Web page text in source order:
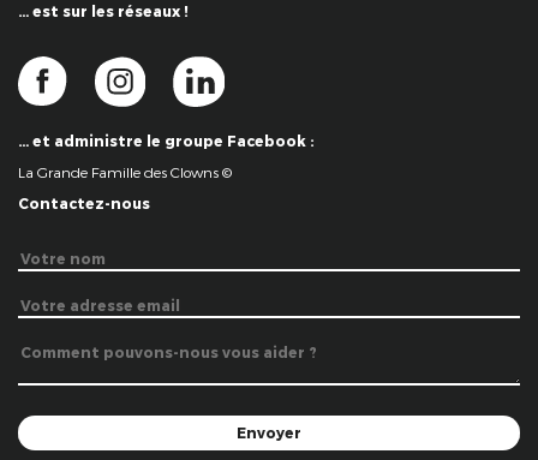
… est sur les réseaux !
… et administre le groupe Facebook :
La Grande Famille des Clowns ©
Contactez-nous